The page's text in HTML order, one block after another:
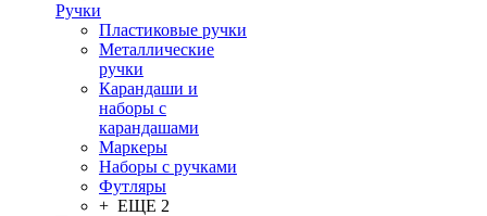
Ручки
Пластиковые ручки
Металлические
ручки
Карандаши и
наборы с
карандашами
Маркеры
Наборы с ручками
Футляры
+ ЕЩЕ 2